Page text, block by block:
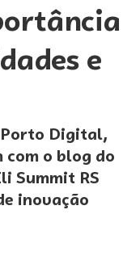
e
Porto Digital,
o blog do
Summit RS
inovação